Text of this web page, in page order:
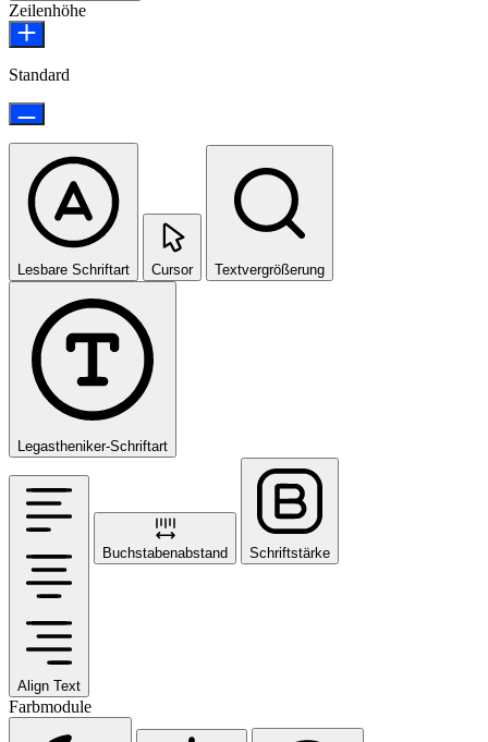
Zeilenhöhe
Standard
Lesbare Schriftart Cursor Textvergrößerung
Legastheniker-Schriftart
Align Text
Buchstabenabstand Schriftstärke
Farbmodule